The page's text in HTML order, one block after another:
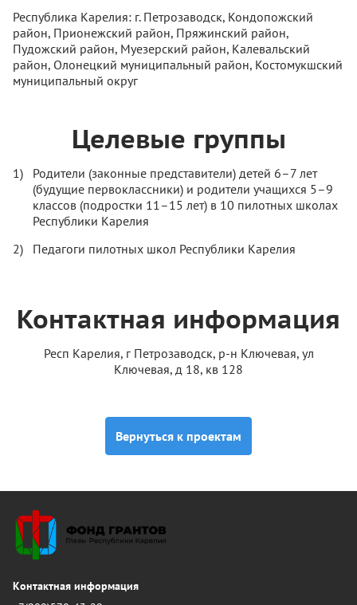
Республика Карелия: г. Петрозаводск, Кондопожский
район, Прионежский район, Пряжинский район,
Пудожский район, Муезерский район, Калевальский
район, Олонецкий муниципальный район, Костомукшский
муниципальный округ
Целевые группы
Родители (законные представители) детей 6–7 лет
(будущие первоклассники) и родители учащихся 5–9
классов (подростки 11–15 лет) в 10 пилотных школах
Республики Карелия
Педагоги пилотных школ Республики Карелия
Контактная информация
Респ Карелия, г Петрозаводск, р-н Ключевая, ул
Ключевая, д 18, кв 128
Вернуться к проектам
Контактная информация